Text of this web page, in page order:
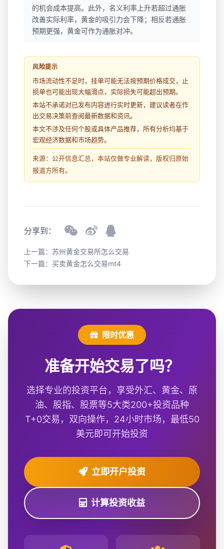
的机会成本提高。此外，名义利率上升若超过通胀
改善实际利率，黄金的吸引力会下降；相反若通胀
预期更强，黄金可作为通胀对冲。
风险提示
市场流动性不足时，挂单可能无法按预期价格成交，止
损单也可能出现大幅滑点，实际损失可能超出预期。
本站不承诺对已发布内容进行实时更新，建议读者在作
出交易决策前查阅最新数据和资讯。
本文不涉及任何个股或具体产品推荐，所有分析均基于
宏观经济数据和市场趋势。
来源：公开信息汇总，本站仅做专业解读，版权归原始
报道方所有。
分享到：
上一篇： 苏州黄金交易所怎么交易
下一篇： 买卖黄金怎么交易mt4
限时优惠
准备开始交易了吗？
选择专业的投资平台，享受外汇、黄金、原
油、股指、股票等5大类200+投资品种
T+0交易，双向操作，24小时市场，最低50
美元即可开始投资
立即开户投资
计算投资收益